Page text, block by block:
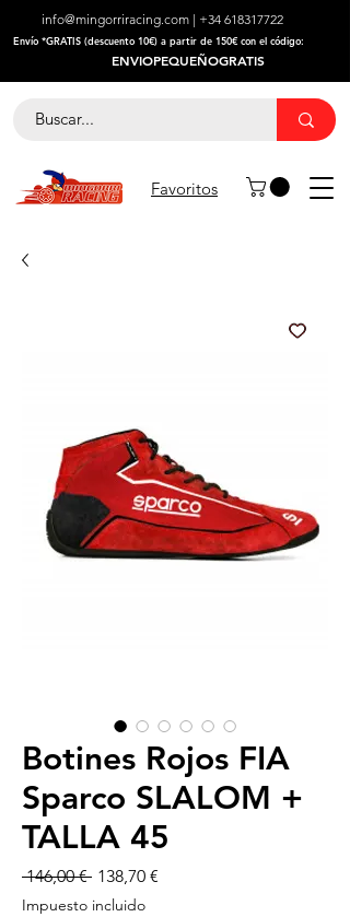
info@mingorriracing.com | +34 618317722
​Envío *GRATIS (descuento 10€) a partir de 150€ con el código:
ENVIOPEQUEÑOGRATIS
Favoritos
Botines Rojos FIA
Sparco SLALOM +
TALLA 45
146,00 € Precio
138,70 €
Impuesto incluido